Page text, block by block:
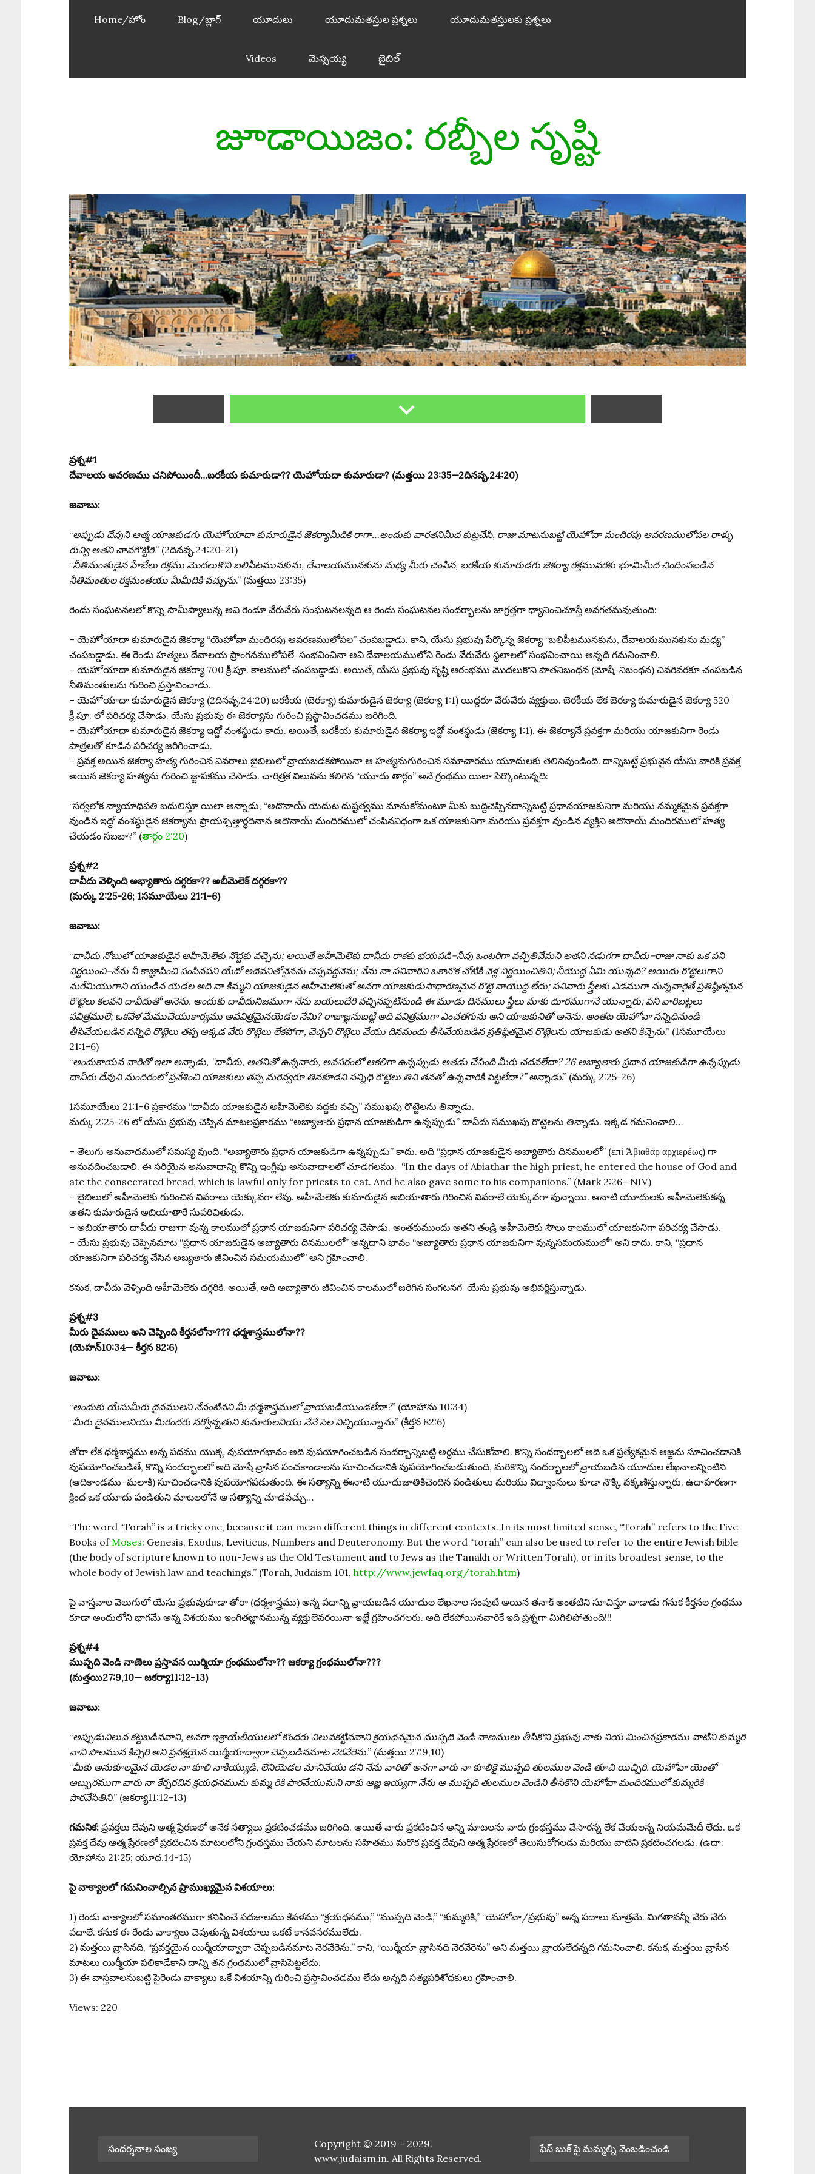
Home/హోం Blog/బ్లాగ్ యూదులు యూదుమతస్తుల ప్రశ్నలు యూదుమతస్తులకు ప్రశ్నలు
Videos మెస్సయ్య బైబిల్
జూడాయిజం: రబ్బీల సృష్టి
ప్రశ్న#1
దేవాలయ ఆవరణము చనిపోయిందీ…బరకీయ కుమారుడా?? యెహోయదా కుమారుడా? (మత్తయి 23:35—2దినవృ.24:20)
జవాబు:
“అప్పుడు దేవుని ఆత్మ యాజకుడగు యెహోయాదా కుమారుడైన జెకర్యామీదికి రాగా…అందుకు వారతనిమీద కుట్రచేసి, రాజు మాటనుబట్టి యెహోవా మందిరపు ఆవరణములోపల రాళ్ళు
రువ్వి అతని చావగొట్టిరి.” (2దినవృ.24:20-21)
“నీతిమంతుడైన హేబేలు రక్తము మొదలుకొని బలిపీటమునకును, దేవాలయమునకును మధ్య మీరు చంపిన, బరకీయ కుమారుడగు జెకర్యా రక్తమువరకు భూమిమీద చిందింపబడిన
నీతిమంతుల రక్తమంతయు మీమీదికి వచ్చును.” (మత్తయి 23:35)
రెండు సంఘటనలలో కొన్ని సామీప్యాలున్న అవి రెండూ వేరువేరు సంఘటనలన్నది ఆ రెండు సంఘటనల సందర్భాలను జాగ్రత్తగా ధ్యానించిచూస్తే అవగతమవుతుంది:
– యెహోయాదా కుమారుడైన జెకర్యా “యెహోవా మందిరపు ఆవరణములోపల” చంపబడ్డాడు. కాని, యేసు ప్రభువు పేర్కొన్న జెకర్యా “బలిపీటమునకును, దేవాలయమునకును మధ్య”
చంపబడ్డాడు. ఈ రెండు హత్యలు దేవాలయ ప్రాంగనములోపలే సంభవించినా అవి దేవాలయములోని రెండు వేరువేరు స్థలాలలో సంభవించాయి అన్నది గమనించాలి.
– యెహోయాదా కుమారుడైన జెకర్యా 700 క్రీ.పూ. కాలములో చంపబడ్డాడు. అయితే, యేసు ప్రభువు సృష్టి ఆరంభము మొదలుకొని పాతనిబంధన (మోషే-నిబంధన) చివరివరకూ చంపబడిన
నీతిమంతులను గురించి ప్రస్తావించాడు.
– యెహోయాదా కుమారుడైన జెకర్యా (2దినవృ.24:20) బరకీయ (బెరక్యా) కుమారుడైన జెకర్యా (జెకర్యా 1:1) యిద్దరూ వేరువేరు వ్యక్తులు. బెరకీయ లేక బెరక్యా కుమారుడైన జెకర్యా 520
క్రీ.పూ. లో పరిచర్య చేసాడు. యేసు ప్రభువు ఈ జెకర్యాను గురించి ప్రస్థావించడము జరిగింది.
– యెహోయాదా కుమారుడైన జెకర్యా ఇద్దో వంశస్థుడు కాదు. అయితే, బరకీయ కుమారుడైన జెకర్యా ఇద్దో వంశస్థుడు (జెకర్యా 1:1). ఈ జెకర్యానే ప్రవక్తగా మరియు యాజకునిగా రెండు
పాత్రలతో కూడిన పరిచర్య జరిగించాడు.
– ప్రవక్త అయిన జెకర్యా హత్య గురించిన వివరాలు బైబిలులో వ్రాయబడకపోయినా ఆ హత్యనుగురించిన సమాచారము యూదులకు తెలిసెవుండింది. దాన్నిబట్టే ప్రభువైన యేసు వారికి ప్రవక్త
అయిన జెకర్యా హత్యను గురించి జ్ఙాపకము చేసాడు. చారిత్రక విలువను కలిగిన “యూదు తార్గం” అనే గ్రంథము యిలా పేర్కొంటున్నది:
“సర్వలోక న్యాయాధిపతి బదులిస్తూ యిలా అన్నాడు, “అదొనాయ్ యెదుట దుష్టత్వము మానుకోమంటూ మీకు బుద్దిచెప్పినదాన్నిబట్టి ప్రధానయాజకునిగా మరియు నమ్మకమైన ప్రవక్తగా
వుండిన ఇద్దో వంశస్థుడైన జెకర్యాను ప్రాయశ్చిత్తార్థదినాన అదొనాయ్ మందిరములో చంపినవిధంగా ఒక యాజకునిగా మరియు ప్రవక్తగా వుండిన వ్యక్తిని అదొనాయ్ మందిరములో హత్య
చేయడం సబబా?” (తార్గం 2:20)
ప్రశ్న#2
దావీదు వెళ్ళింది అభ్యాతారు దగ్గరకా?? అబీమెలెక్ దగ్గరకా??
(మర్కు 2:25-26; 1సమూయేలు 21:1-6)
జవాబు:
“దావీదు నోబులో యాజకుడైన అహీమెలెకు నొద్దకు వచ్చెను; అయితే అహీమెలెకు దావీదు రాకకు భయపడి–నీవు ఒంటరిగా వచ్చితివేమని అతని నడుగగా దావీదు–రాజు నాకు ఒక పని
నిర్ణయించి–నేను నీ కాజ్ఞాపించి పంపినపని యేదో అదెవనితోనైనను చెప్పవద్దనెను; నేను నా పనివారిని ఒకానొక చోటికి వెళ్ల నిర్ణయించితిని; నీయొద్ద ఏమి యున్నది? అయిదు రొట్టెలుగాని
మరేమియుగాని యుండిన యెడల అది నా కిమ్మని యాజకుడైన అహీమెలెకుతో అనగా యాజకుడుసాధారణమైన రొట్టె నాయొద్ద లేదు; పనివారు స్త్రీలకు ఎడముగా నున్నవారైతే ప్రతిష్ఠితమైన
రొట్టెలు కలవని దావీదుతో అనెను. అందుకు దావీదునిజముగా నేను బయలుదేరి వచ్చినప్పటినుండి ఈ మూడు దినములు స్త్రీలు మాకు దూరముగానే యున్నారు; పని వారిబట్టలు
పవిత్రములే; ఒకవేళ మేముచేయుకార్యము అపవిత్రమైనయెడల నేమి? రాజాజ్ఞనుబట్టి అది పవిత్రముగా ఎంచతగును అని యాజకునితో అనెను. అంతట యెహోవా సన్నిధినుండి
తీసివేయబడిన సన్నిధి రొట్టెలు తప్ప అక్కడ వేరు రొట్టెలు లేకపోగా, వెచ్చని రొట్టెలు వేయు దినమందు తీసివేయబడిన ప్రతిష్ఠితమైన రొట్టెలను యాజకుడు అతని కిచ్చెను.” (1సమూయేలు
21:1-6)
“అందుకాయన వారితో ఇలా అన్నాడు, “దావీదు, అతనితో ఉన్నవారు, అవసరంలో ఆకలిగా ఉన్నప్పుడు అతడు చేసింది మీరు చదవలేదా? 26 అబ్యాతారు ప్రధాన యాజకుడిగా ఉన్నప్పుడు
దావీదు దేవుని మందిరంలో ప్రవేశించి యాజకులు తప్ప మరెవ్వరూ తినకూడని సన్నిధి రొట్టెలు తిని తనతో ఉన్నవారికి పెట్టలేదా?” అన్నాడు.” (మర్కు 2:25-26)
1సమూయేలు 21:1-6 ప్రకారము “దావీదు యాజకుడైన అహీమెలెకు వద్దకు వచ్చి” సముఖపు రొట్టెలను తిన్నాడు.
మర్కు 2:25-26 లో యేసు ప్రభువు చెప్పిన మాటలప్రకారము “అబ్యాతారు ప్రధాన యాజకుడిగా ఉన్నప్పుడు” దావీదు సముఖపు రొట్టెలను తిన్నాడు. ఇక్కడ గమనించాలి…
– తెలుగు అనువాదములో సమస్య వుంది. “అబ్యాతారు ప్రధాన యాజకుడిగా ఉన్నప్పుడు” కాదు. అది “ప్రధాన యాజకుడైన అబ్యాతారు దినములలో” (ἐπὶ Ἀβιαθὰρ ἀρχιερέως) గా
అనువదించబడాలి. ఈ సరియైన అనువాదాన్ని కొన్ని ఇంగ్లీషు అనువాదాలలో చూడగలము. “In the days of Abiathar the high priest, he entered the house of God and
ate the consecrated bread, which is lawful only for priests to eat. And he also gave some to his companions.” (Mark 2:26—NIV)
– బైబిలులో అహీమెలెకు గురించిన వివరాలు యెక్కువగా లేవు. అహీమేలెకు కుమారుడైన అబియాతారు గిరించిన వివరాలే యెక్కువగా వున్నాయి. ఆనాటి యూదులకు అహీమెలెకుకన్న
అతని కుమారుడైన అబియాతారే సుపరిచితుడు.
– అబియాతారు దావీదు రాజుగా వున్న కాలములో ప్రధాన యాజకునిగా పరిచర్య చేసాడు. అంతకుముందు అతని తండ్రి అహీమెలెకు సౌలు కాలములో యాజకునిగా పరిచర్య చేసాడు.
– యేసు ప్రభువు చెప్పినమాట “ప్రధాన యాజకుడైన అబ్యాతారు దినములలో” అన్నదాని భావం “అబ్యాతారు ప్రధాన యాజకునిగా వున్నసమయములో” అని కాదు. కాని, “ప్రధాన
యాజకునిగా పరిచర్య చేసిన అబ్యతారు జీవించిన సమయములో” అని గ్రహించాలి.
కనుక, దావీదు వెళ్ళింది అహీమెలెకు దగ్గరికి. అయితే, అది అబ్యాతారు జీవించిన కాలములో జరిగిన సంగటనగ యేసు ప్రభువు అభివర్ణిస్తున్నాడు.
ప్రశ్న#3
మీరు దైవములు అని చెప్పింది కీర్తనలోనా??? ధర్మశాస్త్రములోనా??
(యెహన్10:34— కీర్తన 82:6)
జవాబు:
“అందుకు యేసుమీరు దైవములని నేనంటినని మీ ధర్మశాస్త్రములో వ్రాయబడియుండలేదా?” (యోహాను 10:34)
“మీరు దైవములనియు మీరందరు సర్వోన్నతుని కుమారులనియు నేనే సెల విచ్చియున్నాను.” (కీర్తన 82:6)
తోరా లేక ధర్మశాస్త్రము అన్న పదము యొక్క వుపయోగభావం అది వుపయోగించబడిన సందర్భాన్నిబట్టి అర్థము చేసుకోవాలి. కొన్ని సందర్భాలలో అది ఒక ప్రత్యేకమైన ఆజ్ఙను సూచించడానికి
వుపయోగించబడితే, కొన్ని సందర్భాలలో అది మోషే వ్రాసిన పంచకాండాలను సూచించడానికి వుపయోగించబడుతుంది, మరికొన్ని సందర్భాలలో వ్రాయబడిన యూదుల లేఖనాలన్నింటిని
(ఆదికాండము–మలాకి) సూచించడానికి వుపయోగపడుతుంది. ఈ సత్యాన్ని ఈనాటి యూదుజాతికిచెందిన పండితులు మరియు విద్వాంసులు కూడా నొక్కి వక్కణిస్తున్నారు. ఉదాహరణగా
క్రింద ఒక యూదు పండితుని మాటలలోనే ఆ సత్యాన్ని చూడవచ్చు…
“The word “Torah” is a tricky one, because it can mean different things in different contexts. In its most limited sense, “Torah” refers to the Five
Books of Moses: Genesis, Exodus, Leviticus, Numbers and Deuteronomy. But the word “torah” can also be used to refer to the entire Jewish bible
(the body of scripture known to non-Jews as the Old Testament and to Jews as the Tanakh or Written Torah), or in its broadest sense, to the
whole body of Jewish law and teachings.” (Torah, Judaism 101, http://www.jewfaq.org/torah.htm)
పై వాస్తవాల వెలుగులో యేసు ప్రభువుకూడా తోరా (ధర్మశాస్త్రము) అన్న పదాన్ని వ్రాయబడిన యూదుల లేఖనాల సంపుటి అయిన తనాక్ అంతటిని సూచిస్తూ వాడాడు గనుక కీర్తనల గ్రంథము
కూడా అందులోని భాగమే అన్న విశయము ఇంగితజ్ఙానమున్న వ్యక్తులెవరయినా ఇట్టే గ్రహించగలరు. అది లేకపోయినవారికే ఇది ప్రశ్నగా మిగిలిపోతుంది!!!
ప్రశ్న#4
ముప్పది వెండి నాణెలు ప్రస్తావన యిర్మియా గ్రంథములోనా?? జకర్యా గ్రంథములోనా???
(మత్తయి27:9,10— జకర్యా11:12-13)
జవాబు:
“అప్పుడువిలువ కట్టబడినవాని, అనగా ఇశ్రాయేలీయులలో కొందరు విలువకట్టినవాని క్రయధనమైన ముప్పది వెండి నాణములు తీసికొని ప్రభువు నాకు నియ మించినప్రకారము వాటిని కుమ్మరి
వాని పొలమున కిచ్చిరి అని ప్రవక్తయైన యిర్మీయాద్వారా చెప్పబడినమాట నెరవేరెను.” (మత్తయి 27:9,10)
“మీకు అనుకూలమైన యెడల నా కూలి నాకియ్యుడి, లేనియెడల మానివేయు డని నేను వారితో అనగా వారు నా కూలికై ముప్పది తులముల వెండి తూచి యిచ్చిరి. యెహోవా యెంతో
అబ్బురముగా వారు నా కేర్పరచిన క్రయధనమును కుమ్మ రికి పారవేయుమని నాకు ఆజ్ఞ ఇయ్యగా నేను ఆ ముప్పది తులముల వెండిని తీసికొని యెహోవా మందిరములో కుమ్మరికి
పారవేసితిని.” (జకర్యా11:12-13)
గమనిక: ప్రవక్తలు దేవుని అత్మ ప్రేరణలో అనేక సత్యాలు ప్రకటించడము జరిగింది. అయితే వారు ప్రకటించిన అన్ని మాటలను వారు గ్రంథస్తము చేసారన్న లేక చేయలన్న నియమమేదీ లేదు. ఒక
ప్రవక్త దేవు ఆత్మ ప్రేరణలో ప్రకటించిన మాటలలోని గ్రంథస్తము చేయని మాటలను సహితము మరొక ప్రవక్త దేవుని ఆత్మ ప్రేరణలో తెలుసుకోగలడు మరియు వాటిని ప్రకటించగలడు. (ఉదా:
యోహాను 21:25; యూద.14-15)
పై వాక్యాలలో గమనించాల్సిన ప్రాముఖ్యమైన విశయాలు:
1) రెండు వాక్యాలలో సమాంతరముగా కనిపించే పదజాలము కేవళము “క్రయధనము,” “ముప్పది వెండి,” “కుమ్మరికి,” “యెహోవా/ప్రభువు” అన్న పదాలు మాత్రమే. మిగతావన్నీ వేరు వేరు
పదాలే. కనుక ఈ రేండు వాక్యాలు చెపుతున్న విశయాలు ఒకటే కానవసరములేదు.
2) మత్తయి వ్రాసినది, “ప్రవక్తయైన యిర్మీయాద్వారా చెప్పబడినమాట నెరవేరెను.” కాని, “యిర్మీయా వ్రాసినది నెరవేరెను” అని మత్తయి వ్రాయలేదన్నది గమనించాలి. కనుక, మత్తయి వ్రాసిన
మాటలు యిర్మీయా పలికాడేకాని దాన్ని తన గ్రంథములో వ్రాసిపెట్టలేదు.
3) ఈ వాస్తవాలనుబట్టి పైరెండు వాక్యాలు ఒకే విశయాన్ని గురించి ప్రస్తావించడము లేదు అన్నది సత్యపరిశోధకులు గ్రహించాలి.
Views: 220
సందర్శనాల సంఖ్య
Copyright © 2019 – 2029.
www.judaism.in. All Rights Reserved.
ఫేస్ బుక్ పై మమ్మల్ని వెంబడించండి